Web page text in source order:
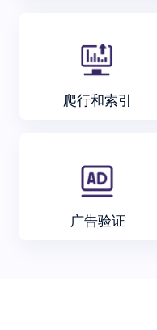
爬行和索引
广告验证